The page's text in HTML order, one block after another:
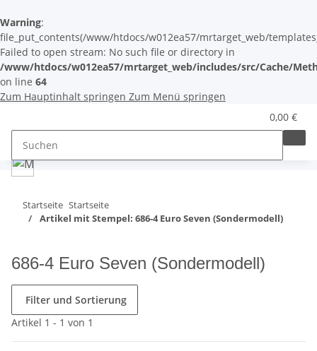
Warning:
file_put_contents(/www/htdocs/w012ea57/mrtarget_web/
Failed to open stream: No such file or directory in
/www/htdocs/w012ea57/mrtarget_web/includes/src/Cache/
on line 64
Zum Hauptinhalt springen Zum Menü springen
0,00 €
Startseite Startseite
Artikel mit Stempel: 686-4 Euro Seven (Sondermodell)
686-4 Euro Seven (Sondermodell)
Filter und Sortierung
Artikel 1 - 1 von 1